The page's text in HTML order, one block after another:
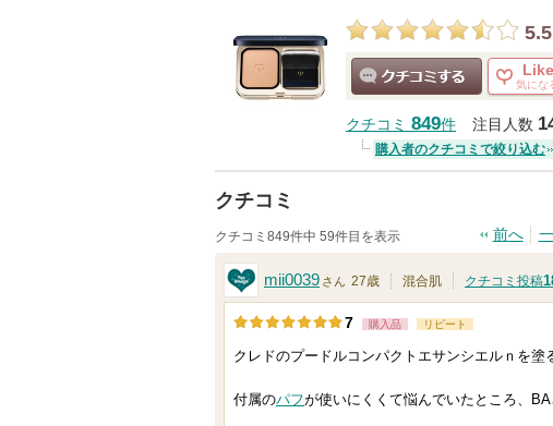
ます5.5
Like
気にな
クチコミ 849件 注目人数
購入者のクチコミで絞り込む
クチコミ
クチコミ849件中 59件目を表示 前へ
mii0039 さん 27歳 混合肌 クチコミ投稿
7 購入品 リピート
クレドのプードルコンパクトエサンシエルｎを塗
付属のパフが使いにくくて悩んでいたところ、